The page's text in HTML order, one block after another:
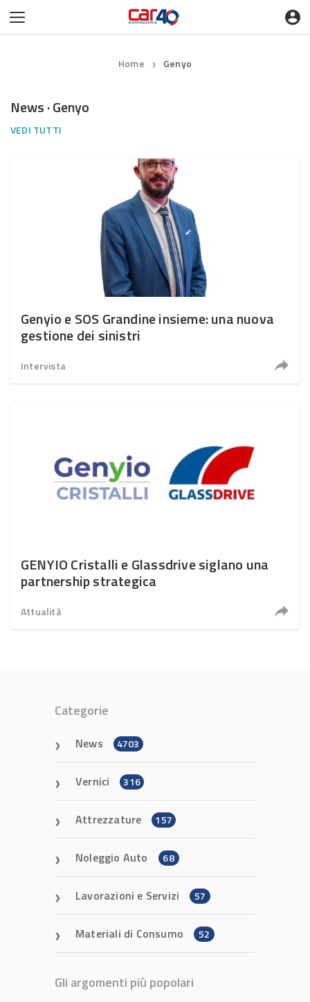
Home ❯ Genyo
News · Genyo
VEDI TUTTI
Genyio e SOS Grandine insieme: una nuova
gestione dei sinistri
Intervista
GENYIO Cristalli e Glassdrive siglano una
partnership strategica
Attualità
Categorie
News 4703
Vernici 316
Attrezzature 157
Noleggio Auto 68
Lavorazioni e Servizi 57
Materiali di Consumo 52
Gli argomenti più popolari